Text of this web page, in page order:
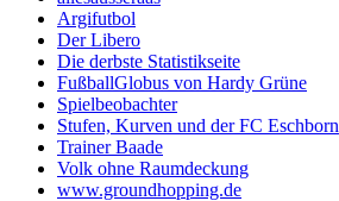
Argifutbol
Der Libero
Die derbste Statistikseite
FußballGlobus von Hardy Grüne
Spielbeobachter
Stufen, Kurven und der FC Eschborn
Trainer Baade
Volk ohne Raumdeckung
www.groundhopping.de